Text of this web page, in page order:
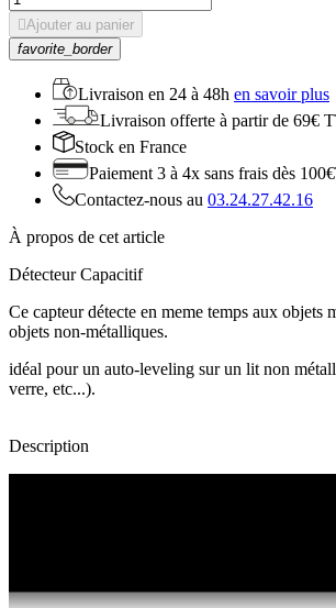
Ajouter au panier
favorite_border
Livraison en 24 à 48h en savoir plus
Livraison offerte à partir de 69€
Stock en France
Paiement 3 à 4x sans frais dès
Contactez-nous au 03.24.27.42.16
À propos de cet article
Détecteur Capacitif
Ce capteur détecte en meme temps aux objets
objets non-métalliques.
idéal pour un auto-leveling sur un lit non
verre, etc...).
Description